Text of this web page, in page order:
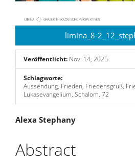
limina_8-
Veröffentlicht: Nov. 14, 2025
Schlagworte:
Aussendung, Frieden, Friedensgruß,
Lukasevangelium, Schalom, 72
Hauptsächlicher
Artikelinhalt
Alexa Stephany
Abstract